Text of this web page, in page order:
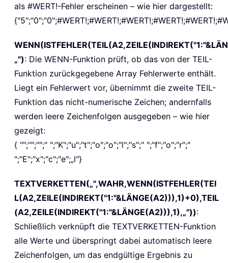
als #WERT!-Fehler erscheinen – wie hier dargestellt:
„"): Die WENN-Funktion prüft, ob das von der TEIL-
Funktion zurückgegebene Array Fehlerwerte enthält.
Liegt ein Fehlerwert vor, übernimmt die zweite TEIL-
Funktion das nicht-numerische Zeichen; andernfalls
werden leere Zeichenfolgen ausgegeben – wie hier
gezeigt:
{ "";"";"";" ";"K";"u";"t";"o";"o";"l";"s";" ";"f";"o";"r";"
";"E";"x";"c";"e";„l"}
TEXTVERKETTEN(„",WAHR,WENN(ISTFEHLER(TEI
L(A2,ZEILE(INDIREKT("1:"&LÄNGE(A2))),1)+0),TEIL
(A2,ZEILE(INDIREKT("1:"&LÄNGE(A2))),1),„")):
Schließlich verknüpft die TEXTVERKETTEN-Funktion
alle Werte und überspringt dabei automatisch leere
Zeichenfolgen, um das endgültige Ergebnis zu